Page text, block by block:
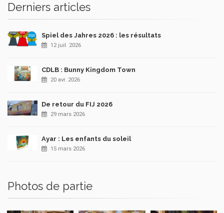
Derniers articles
Spiel des Jahres 2026 : les résultats
12 juil. 2026
CDLB : Bunny Kingdom Town
20 avr. 2026
De retour du FIJ 2026
29 mars 2026
Ayar : Les enfants du soleil
15 mars 2026
Photos de partie